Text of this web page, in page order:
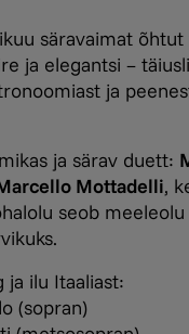
säravaimat õhtut
ja elegantsi –
ja
ja särav duett:
Mottadelli,
seob meeleolu
ja ilu Itaaliast:
(sopran)